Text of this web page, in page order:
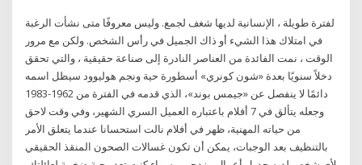
لفترة طويلة ، الإنسانية لديها شغف لجمع. وليس معروفًا متى نشأت الرغبة
في امتلاك هذا الشيء أو ذاك الجميل في رأس الشخص. ولكن مع مرور
الوقت ، نمت الفائدة من العناصر النادرة إلى صناعة حقيقية ، والتي تحقق
دخلاً سنويًا بعدة «شون كونري» أسطورة حية ونجم هوليوود سيظل اسمه
دائمًا لا ينفصل عن «جيمس بوند»، الذي قدمه في الفترة من 1962-1983
وجعله يتألق في 7 أفلام باعتباره العميل السري الشهير، وفي وقت لاحق
من حياته المهنية، ظهر في أفلام نالت استحسانا عندما يتعلق الأمر
بالتنظيف بعد الوجبات، يمكن أن تكون غسالات الصحون المنقذ الحقيقي